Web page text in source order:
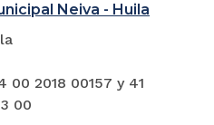
Neiva - Huila
00 2018 00157 y 41
00